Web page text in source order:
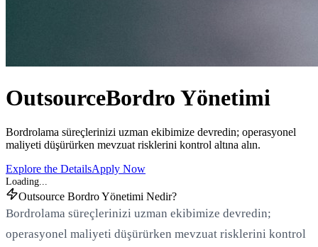
OutsourceBordro Yönetimi
Bordrolama süreçlerinizi uzman ekibimize devredin; operasyonel
maliyeti düşürürken mevzuat risklerini kontrol altına alın.
Explore the DetailsApply Now
Outsource Bordro Yönetimi Nedir?
Bordrolama süreçlerinizi uzman ekibimize devredin;
operasyonel maliyeti düşürürken mevzuat risklerini kontrol